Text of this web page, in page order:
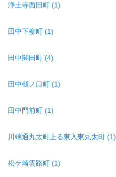
浄土寺西田町 (1)
田中下柳町 (1)
田中関田町 (4)
田中樋ノ口町 (1)
田中門前町 (1)
川端通丸太町上る東入東丸太町 (1)
松ケ崎雲路町 (1)